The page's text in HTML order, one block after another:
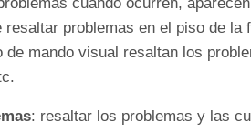
resaltar problemas en el piso de
de mando visual resaltan los
: resaltar los problemas y las